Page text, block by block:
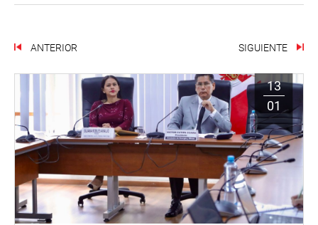
ANTERIOR SIGUIENTE
13
01